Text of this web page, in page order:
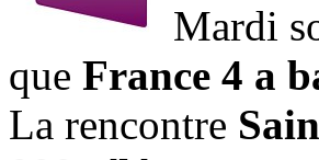
Mardi
que France 4 a
La rencontre